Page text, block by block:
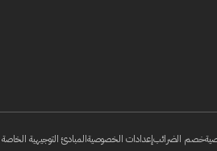
خصم الضرائبإعدادات الخصوصيةالمبادئ التوجيهية